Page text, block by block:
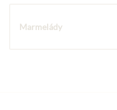
Marmelády